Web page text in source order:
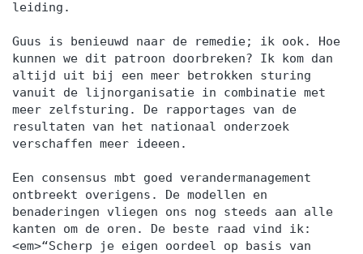
gratis brochure aan en laat je e-mailadres en/of
telefoonnummer achter. Dan neemt Supertrainer
z.s.m. contact met je op om de training vorm te
geven. Liever incompany voor een groep? Dat
kan ook, dan schrijven wij een voorstel op maat.
iedereen die met weerstand te maken heeft.
Resultaat Na de training beschik je over tools en
handvatten om op een zelfverzekerde en
effectieve om te gaan met weerstand. Werkwijze
leiding.
Guus is benieuwd naar de remedie; ik ook. Hoe
kunnen we dit patroon doorbreken? Ik kom dan
altijd uit bij een meer betrokken sturing
vanuit de lijnorganisatie in combinatie met
meer zelfsturing. De rapportages van de
resultaten van het nationaal onderzoek
verschaffen meer ideeen.
Een consensus mbt goed verandermanagement
ontbreekt overigens. De modellen en
benaderingen vliegen ons nog steeds aan alle
kanten om de oren. De beste raad vind ik:
<em>“Scherp je eigen oordeel op basis van